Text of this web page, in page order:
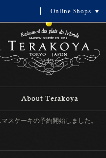
Online Shops
スケーキの予約開始しました。